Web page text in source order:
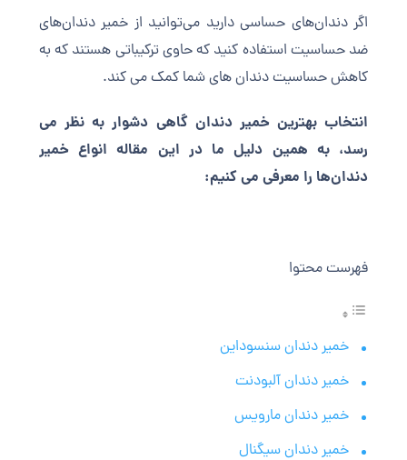
اگر دندان‌های حساسی دارید می‌توانید از خمیر دندان‌های
ضد حساسیت استفاده کنید که حاوی ترکیباتی هستند که به
کاهش حساسیت دندان های شما کمک می‌ کند.
انتخاب بهترین خمیر دندان گاهی دشوار به نظر می
رسد، به همین دلیل ما در این مقاله انواع خمیر
دندان‌ها را معرفی می کنیم:
فهرست محتوا
خمیر دندان سنسوداین
خمیر دندان آلبودنت
خمیر دندان مارویس
خمیر دندان سیگنال